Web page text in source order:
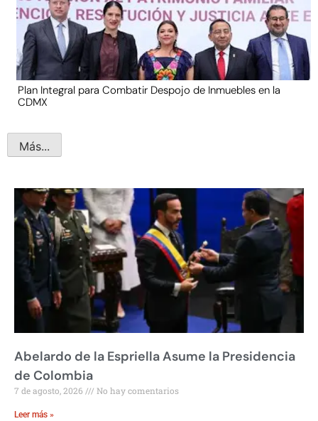
Plan Integral para Combatir Despojo de Inmuebles en la
CDMX
Más...
Abelardo de la Espriella Asume la Presidencia
de Colombia
7 de agosto, 2026 No hay comentarios
Leer más »